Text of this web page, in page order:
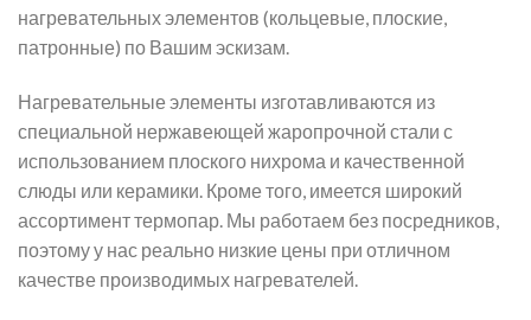
нагревательных элементов (кольцевые, плоские,
патронные) по Вашим эскизам.
Нагревательные элементы изготавливаются из
специальной нержавеющей жаропрочной стали с
использованием плоского нихрома и качественной
слюды или керамики. Кроме того, имеется широкий
ассортимент термопар. Мы работаем без посредников,
поэтому у нас реально низкие цены при отличном
качестве производимых нагревателей.